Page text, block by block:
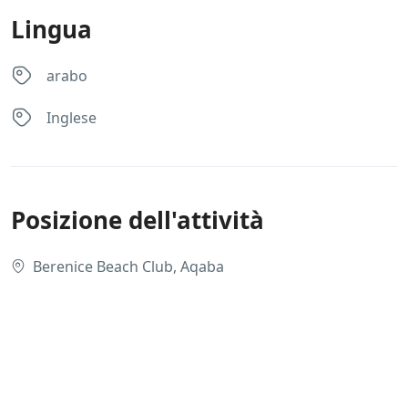
Lingua
arabo
Inglese
Posizione dell'attività
Berenice Beach Club, Aqaba